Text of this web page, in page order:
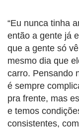
“Eu nunca tinha
então a gente já
que a gente só
mesmo dia que
carro. Pensando
é sempre
pra frente, mas
e temos
consistentes,